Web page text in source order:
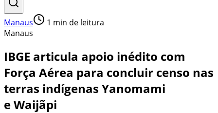
Manaus 1 min de leitura
Manaus
IBGE articula apoio inédito com
Força Aérea para concluir censo nas
terras indígenas Yanomami
e Waijãpi